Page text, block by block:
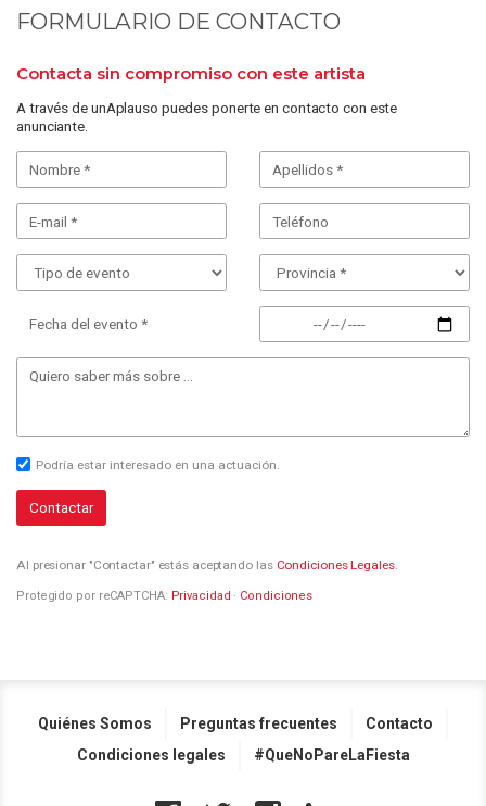
FORMULARIO DE CONTACTO
Contacta sin compromiso con este artista
A través de unAplauso puedes ponerte en contacto con este
anunciante.
Fecha del evento *
Podría estar interesado en una actuación.
Contactar
Al presionar "Contactar" estás aceptando las Condiciones Legales.
Protegido por reCAPTCHA: Privacidad · Condiciones
Quiénes Somos Preguntas frecuentes
Contacto
Condiciones legales
#QueNoPareLaFiesta